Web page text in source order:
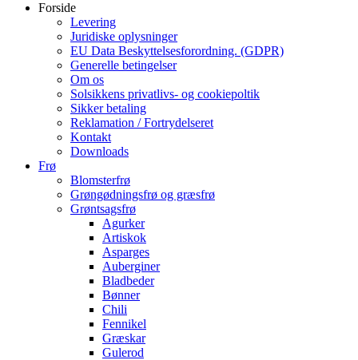
Forside
Levering
Juridiske oplysninger
EU Data Beskyttelsesforordning. (GDPR)
Generelle betingelser
Om os
Solsikkens privatlivs- og cookiepoltik
Sikker betaling
Reklamation / Fortrydelseret
Kontakt
Downloads
Frø
Blomsterfrø
Grøngødningsfrø og græsfrø
Grøntsagsfrø
Agurker
Artiskok
Asparges
Auberginer
Bladbeder
Bønner
Chili
Fennikel
Græskar
Gulerod